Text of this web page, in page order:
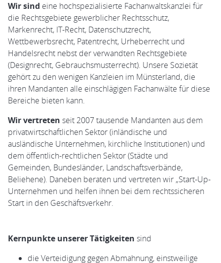
Wir sind eine hochspezialisierte Fachanwaltskanzlei für
die Rechtsgebiete gewerblicher Rechtsschutz,
Markenrecht, IT-Recht, Datenschutzrecht,
Wettbewerbsrecht, Patentrecht, Urheberrecht und
Handelsrecht nebst der verwandten Rechtsgebiete
(Designrecht, Gebrauchsmusterrecht). Unsere Sozietät
gehört zu den wenigen Kanzleien im Münsterland, die
ihren Mandanten alle einschlägigen Fachanwälte für diese
Bereiche bieten kann.
Wir vertreten seit 2007 tausende Mandanten aus dem
privatwirtschaftlichen Sektor (inländische und
ausländische Unternehmen, kirchliche Institutionen) und
dem öffentlich-rechtlichen Sektor (Städte und
Gemeinden, Bundesländer, Landschaftsverbände,
Beliehene). Daneben beraten und vertreten wir „Start-Up-
Unternehmen und helfen ihnen bei dem rechtssicheren
Start in den Geschäftsverkehr.
Kernpunkte unserer Tätigkeiten sind
die Verteidigung gegen Abmahnung, einstweilige